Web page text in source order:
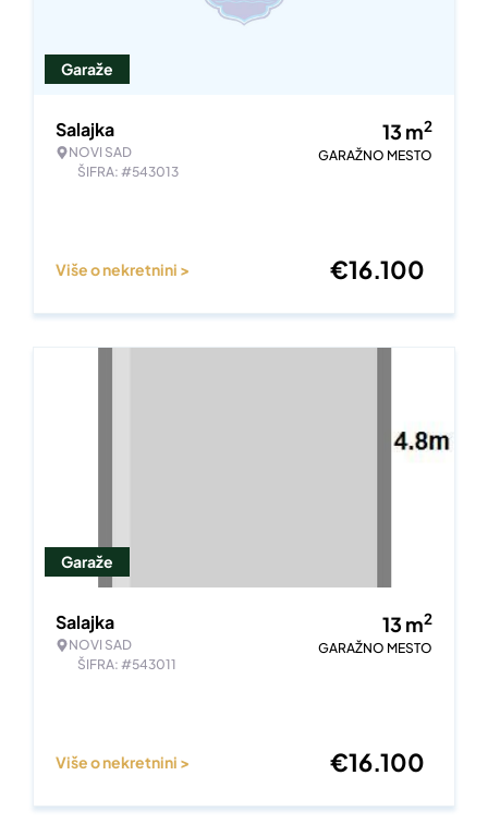
Garaže
Salajka
NOVI SAD
ŠIFRA: #543013
13 m2
GARAŽNO MESTO
Više o nekretnini > €16.100
Garaže
Salajka
NOVI SAD
ŠIFRA: #543011
13 m2
GARAŽNO MESTO
Više o nekretnini > €16.100